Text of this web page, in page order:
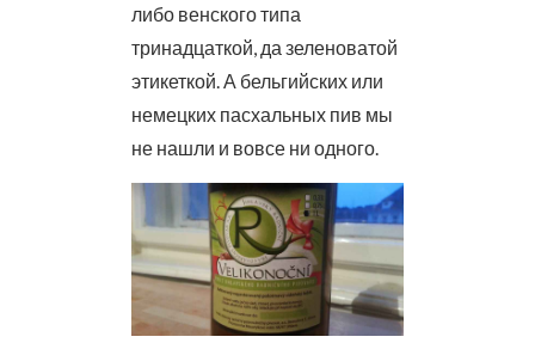
либо венского типа
тринадцаткой, да зеленоватой
этикеткой. А бельгийских или
немецких пасхальных пив мы
не нашли и вовсе ни одного.